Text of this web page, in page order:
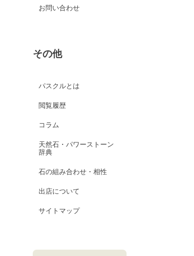
お問い合わせ
その他
パスクルとは
閲覧履歴
コラム
天然石・パワーストーン
辞典
石の組み合わせ・相性
出店について
サイトマップ